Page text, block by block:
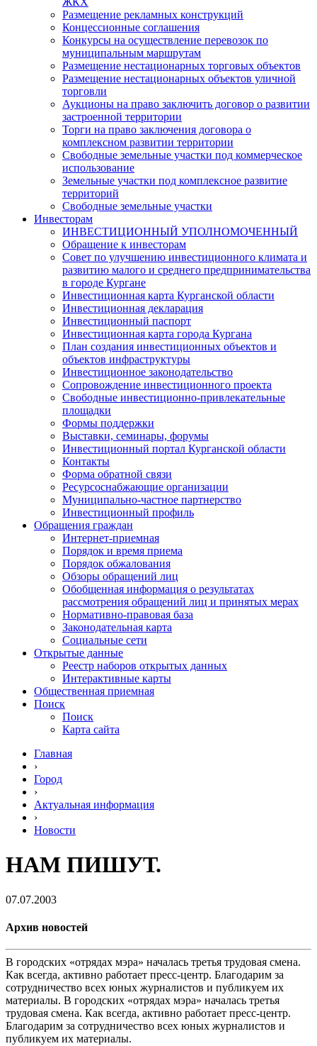
Размещение рекламных конструкций
Концессионные соглашения
Конкурсы на осуществление перевозок по
муниципальным маршрутам
Размещение нестационарных торговых объектов
Размещение нестационарных объектов уличной
торговли
Аукционы на право заключить договор о развитии
застроенной территории
Торги на право заключения договора о
комплексном развитии территории
Свободные земельные участки под коммерческое
использование
Земельные участки под комплексное развитие
территорий
Свободные земельные участки
Инвесторам
ИНВЕСТИЦИОННЫЙ УПОЛНОМОЧЕННЫЙ
Обращение к инвесторам
Совет по улучшению инвестиционного климата и
развитию малого и среднего предпринимательства
в городе Кургане
Инвестиционная карта Курганской области
Инвестиционная декларация
Инвестиционный паспорт
Инвестиционная карта города Кургана
План создания инвестиционных объектов и
объектов инфраструктуры
Инвестиционное законодательство
Сопровождение инвестиционного проекта
Свободные инвестиционно-привлекательные
площадки
Формы поддержки
Выставки, семинары, форумы
Инвестиционный портал Курганской области
Контакты
Форма обратной связи
Ресурсоснабжающие организации
Муниципально-частное партнерство
Инвестиционный профиль
Обращения граждан
Интернет-приемная
Порядок и время приема
Порядок обжалования
Обзоры обращений лиц
Обобщенная информация о результатах
рассмотрения обращений лиц и принятых мерах
Нормативно-правовая база
Законодательная карта
Социальные сети
Открытые данные
Реестр наборов открытых данных
Интерактивные карты
Общественная приемная
Поиск
Поиск
Карта сайта
Главная
›
Город
›
Актуальная информация
›
Новости
НАМ ПИШУТ.
07.07.2003
Архив новостей
В городских «отрядах мэра» началась третья трудовая смена.
Как всегда, активно работает пресс-центр. Благодарим за
сотрудничество всех юных журналистов и публикуем их
материалы. В городских «отрядах мэра» началась третья
трудовая смена. Как всегда, активно работает пресс-центр.
Благодарим за сотрудничество всех юных журналистов и
публикуем их материалы.